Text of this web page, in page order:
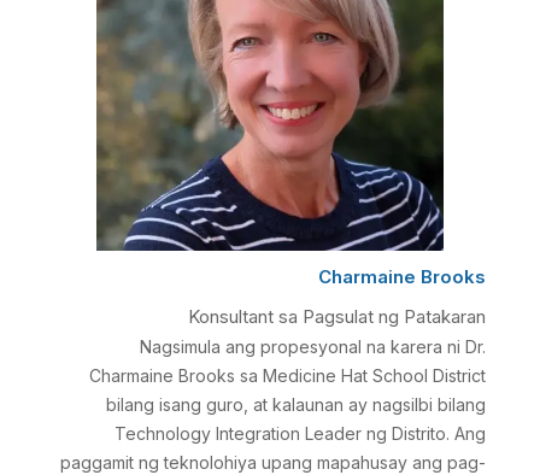
Charmaine Brooks
Konsultant sa Pagsulat ng Patakaran
Nagsimula ang propesyonal na karera ni Dr.
Charmaine Brooks sa Medicine Hat School District
bilang isang guro, at kalaunan ay nagsilbi bilang
Technology Integration Leader ng Distrito. Ang
paggamit ng teknolohiya upang mapahusay ang pag-